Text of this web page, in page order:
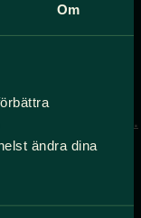
Om
ändra dina
– du når oss